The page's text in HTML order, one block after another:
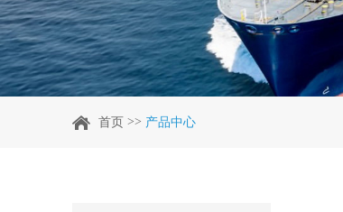
首页 >> 产品中心